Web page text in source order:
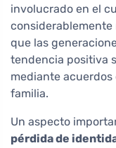
involucrado en el
considerablemente
que las
tendencia positiva
mediante
familia.
Un aspecto
pérdida de